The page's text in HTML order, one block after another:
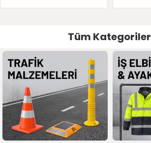
Tüm Kategoriler